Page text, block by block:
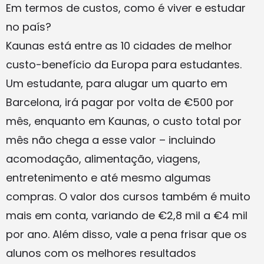
Em termos de custos, como é viver e estudar
no país?
Kaunas está entre as 10 cidades de melhor
custo-benefício da Europa para estudantes.
Um estudante, para alugar um quarto em
Barcelona, irá pagar por volta de €500 por
mês, enquanto em Kaunas, o custo total por
mês não chega a esse valor – incluindo
acomodação, alimentação, viagens,
entretenimento e até mesmo algumas
compras. O valor dos cursos também é muito
mais em conta, variando de €2,8 mil a €4 mil
por ano. Além disso, vale a pena frisar que os
alunos com os melhores resultados